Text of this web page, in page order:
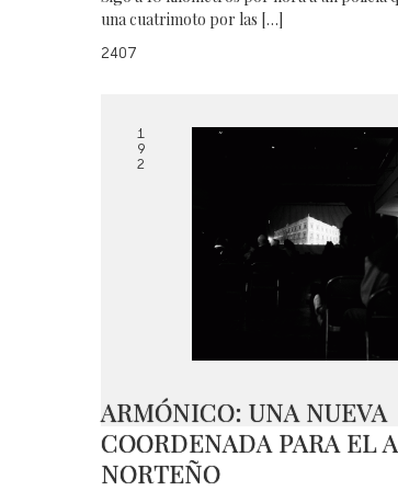
una cuatrimoto por las […]
2407
1
9
2
ARMÓNICO: UNA NUEVA
COORDENADA PARA EL
NORTEÑO